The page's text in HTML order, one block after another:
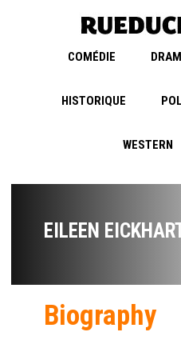
COMÉDIE
HISTORIQUE
WESTERN
EILEEN
Biography